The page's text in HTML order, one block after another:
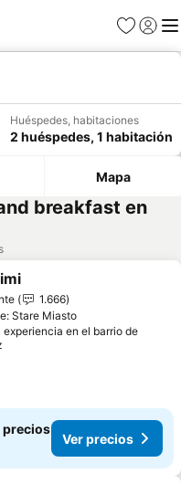
Favoritos
Iniciar
Huéspedes, habitaciones
2 huéspedes, 1 habitación
Mapa
breakfast en
a favoritos
1.666
Stare Miasto
en el barrio de
precios
Ver precios